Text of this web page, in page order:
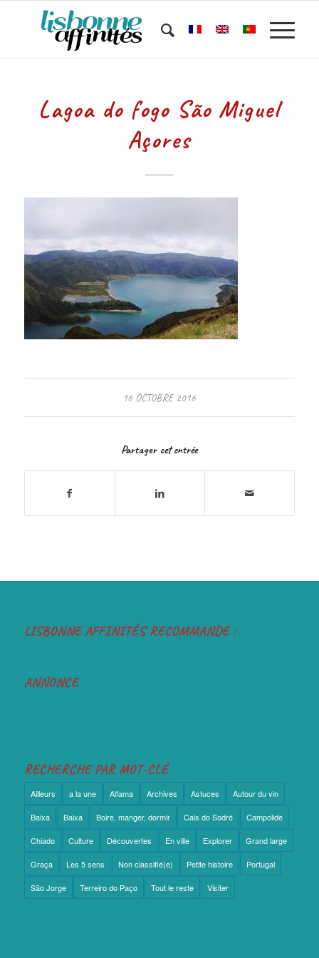
Lagoa do fogo São Miguel
Açores
16 OCTOBRE 2016
Partager cet entrée
LISBONNE AFFINITÉS RECOMMANDE :
ANNONCE
RECHERCHE PAR MOT-CLÉ
Ailleurs a la une Alfama Archives Astuces Autour du vin
Baixa Baixa Boire, manger, dormir Cais do Sodré Campolide
Chiado Culture Découvertes En ville Explorer Grand large
Graça Les 5 sens Non classifié(e) Petite histoire Portugal
São Jorge Terreiro do Paço Tout le reste Visiter